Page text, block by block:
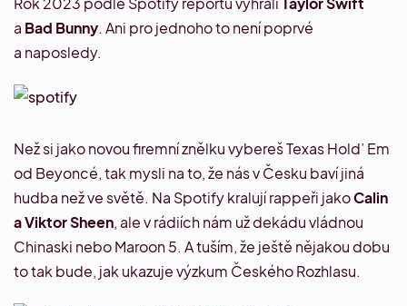
a Bad Bunny. Ani pro jednoho to není poprvé
a naposledy.
Než si jako novou firemní znělku vybereš Texas Hold’ Em
od Beyoncé, tak mysli na to, že nás v Česku baví jiná
hudba než ve světě. Na Spotify kralují rappeři jakoCalin
a Viktor Sheen, ale v rádiích nám už dekádu vládnou
Chinaski nebo Maroon 5. A tuším, že ještě nějakou dobu
to tak bude, jak ukazujevýzkum Českého Rozhlasu.